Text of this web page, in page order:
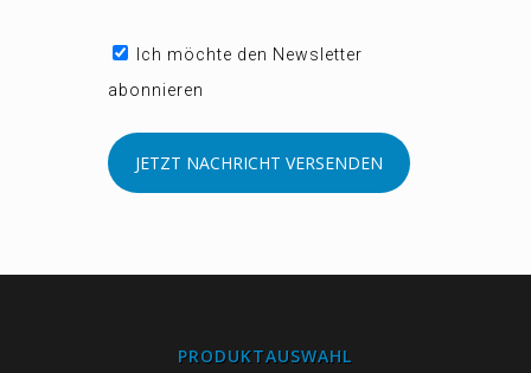
Ich möchte den Newsletter
abonnieren
PRODUKTAUSWAHL